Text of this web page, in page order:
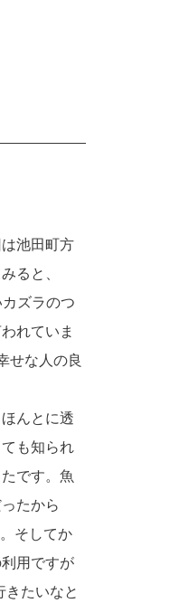
池田町方
ると、
ズラのつ
れていま
せな人の良
んとに透
も知られ
です。魚
たから
そしてか
用ですが
きたいなと